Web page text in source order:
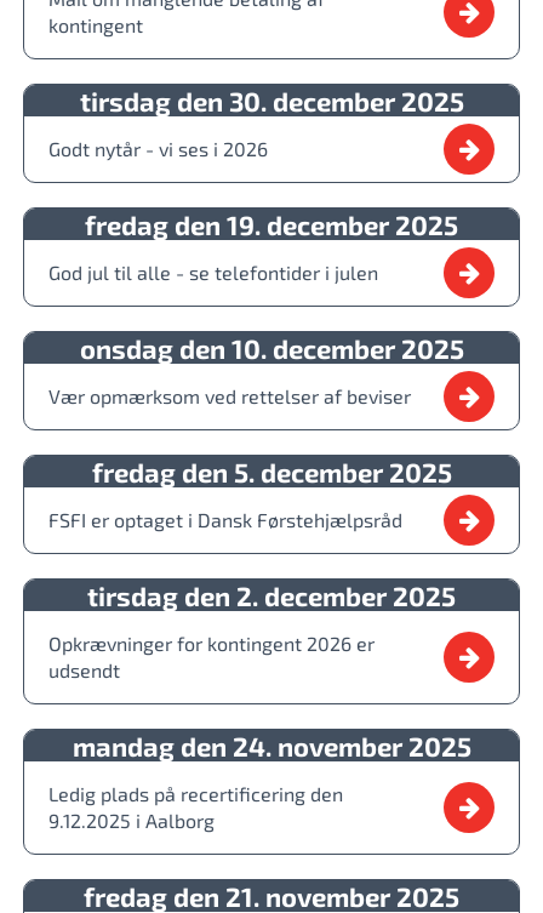
kontingent
tirsdag den 30. december 2025
Godt nytår - vi ses i 2026
fredag den 19. december 2025
God jul til alle - se telefontider i julen
onsdag den 10. december 2025
Vær opmærksom ved rettelser af beviser
fredag den 5. december 2025
FSFI er optaget i Dansk Førstehjælpsråd
tirsdag den 2. december 2025
Opkrævninger for kontingent 2026 er
udsendt
mandag den 24. november 2025
Ledig plads på recertificering den
9.12.2025 i Aalborg
fredag den 21. november 2025